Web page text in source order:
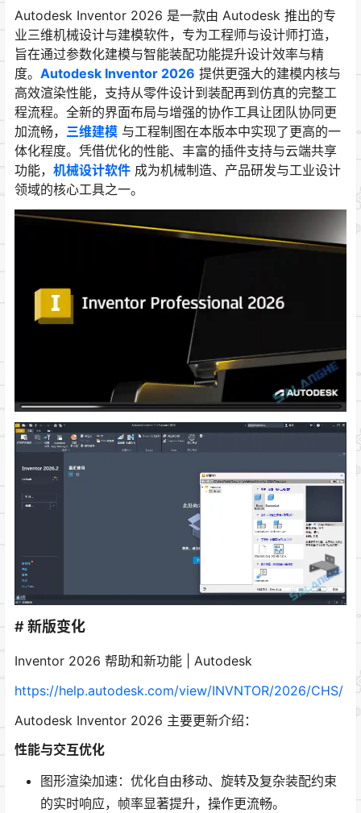
Autodesk Inventor 2026 是一款由 Autodesk 推出的专
业三维机械设计与建模软件，专为工程师与设计师打造，
旨在通过参数化建模与智能装配功能提升设计效率与精
度。 Autodesk Inventor 2026 提供更强大的建模内核与
高效渲染性能，支持从零件设计到装配再到仿真的完整工
程流程。全新的界面布局与增强的协作工具让团队协同更
加流畅， 三维建模 与工程制图在本版本中实现了更高的一
体化程度。凭借优化的性能、丰富的插件支持与云端共享
功能， 机械设计软件 成为机械制造、产品研发与工业设计
领域的核心工具之一。
# 新版变化
Inventor 2026 帮助和新功能 | Autodesk
https://help.autodesk.com/view/INVNTOR/2026/CHS/
Autodesk Inventor 2026 主要更新介绍：
性能与交互优化
图形渲染加速：优化自由移动、旋转及复杂装配约束
的实时响应，帧率显著提升，操作更流畅。